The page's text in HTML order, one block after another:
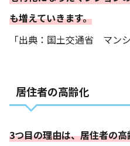
も増えていきます。
「出典： 国土交通省 マン
居住者の高齢化
3つ目の理由は、居住者の